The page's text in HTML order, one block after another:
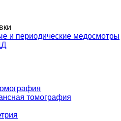
и периодические медосмотры
томография